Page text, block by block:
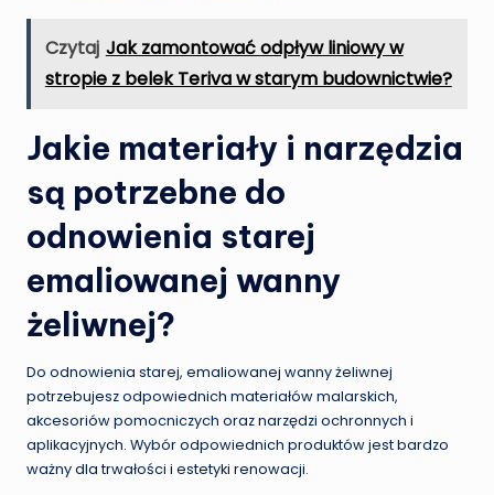
Czytaj Jak zamontować odpływ liniowy w
stropie z belek Teriva w starym budownictwie?
Jakie materiały i narzędzia
są potrzebne do
odnowienia starej
emaliowanej wanny
żeliwnej?
Do odnowienia starej, emaliowanej wanny żeliwnej
potrzebujesz odpowiednich materiałów malarskich,
akcesoriów pomocniczych oraz narzędzi ochronnych i
aplikacyjnych. Wybór odpowiednich produktów jest bardzo
ważny dla trwałości i estetyki renowacji.